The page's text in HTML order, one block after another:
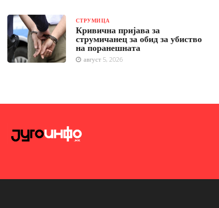
СТРУМИЦА
Кривична пријава за
струмичанец за обид за убиство
на поранешната
август 5, 2026